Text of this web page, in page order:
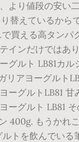
より値段の安い
替えているから
買える高タンパ
インだけではあ
グルト LB81カル
リアヨーグルト
ーグルトLB81 甘
ーグルト LB81
400g. もうかれ
トを飲んでいる